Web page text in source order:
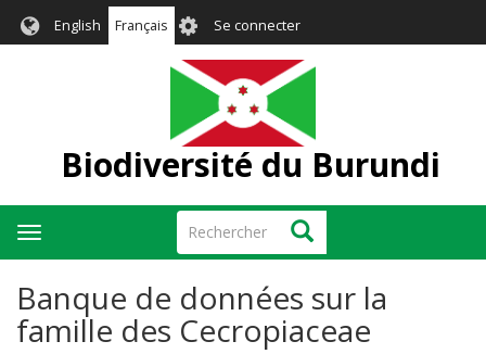
English Français User
account
menu
Se connecter
Biodiversité du Burundi
Rechercher Rechercher
Toggle
navigation
Banque de données sur la
famille des Cecropiaceae